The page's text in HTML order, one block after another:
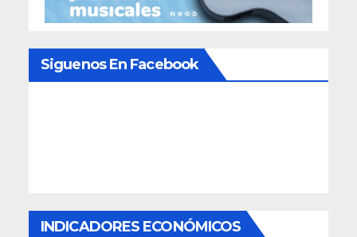
Siguenos En Facebook
INDICADORES ECONÓMICOS